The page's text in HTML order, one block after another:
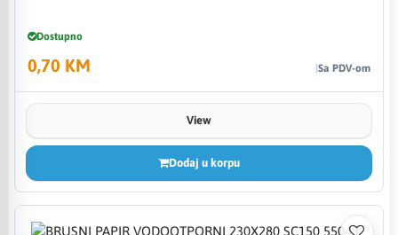
Dostupno
0,70 KM Sa PDV-om
View
Dodaj u korpu